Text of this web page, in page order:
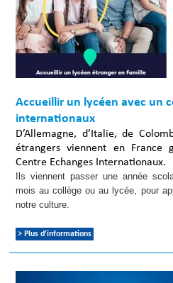
Accueillir un lycéen avec un
internationaux
D’Allemagne, d’Italie, de
étrangers viennent en France
Centre Echanges Internationaux.
Ils viennent passer une année
mois au collège ou au lycée, pour
notre culture.
> Plus d'informations